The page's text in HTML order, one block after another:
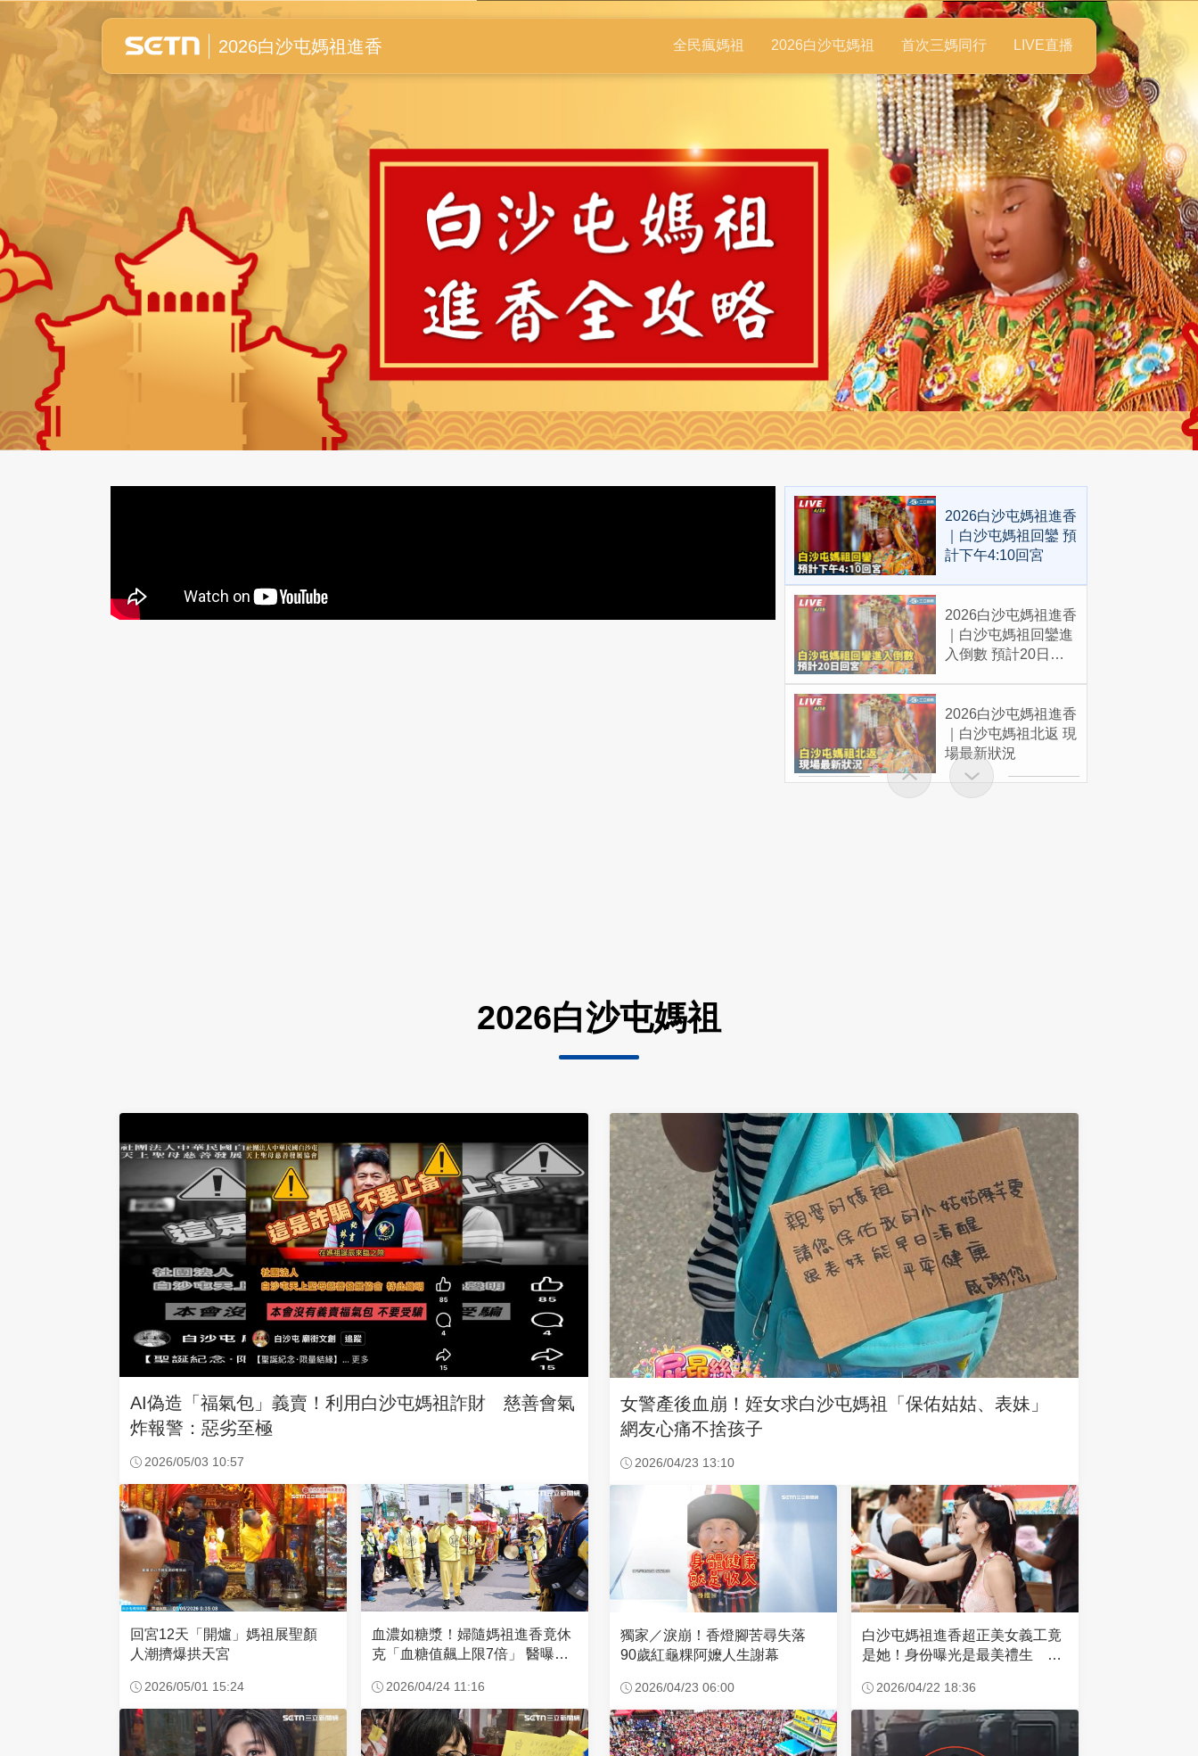
白沙屯媽祖進香全紀錄
2026白沙屯媽祖進香 全民瘋媽祖 2026白沙屯媽祖 首次三媽同行 LIVE直播
2026白沙屯媽祖進香
｜白沙屯媽祖回鑾 預
計下午4:10回宮
2026白沙屯媽祖進香
｜白沙屯媽祖回鑾進
入倒數 預計20日回
2026白沙屯媽祖進香
｜白沙屯媽祖北返 現
場最新狀況
2026白沙屯媽祖
AI偽造「福氣包」義賣！利用白沙屯媽祖詐財 慈善會氣
炸報警：惡劣至極
2026/05/03 10:57
回宮12天「開爐」媽祖展聖顏
人潮擠爆拱天宮
2026/05/01 15:24
血濃如糖漿！婦隨媽祖進香竟休
克「血糖值飆上限7倍」 醫曝原
2026/04/24 11:16
女警產後血崩！姪女求白沙屯媽祖「保佑姑姑、表妹」
網友心痛不捨孩子
2026/04/23 13:10
獨家／淚崩！香燈腳苦尋失落
90歲紅龜粿阿嬤人生謝幕
2026/04/23 06:00
白沙屯媽祖進香超正美女義工竟
是她！身份曝光是最美禮生 一
2026/04/22 18:36